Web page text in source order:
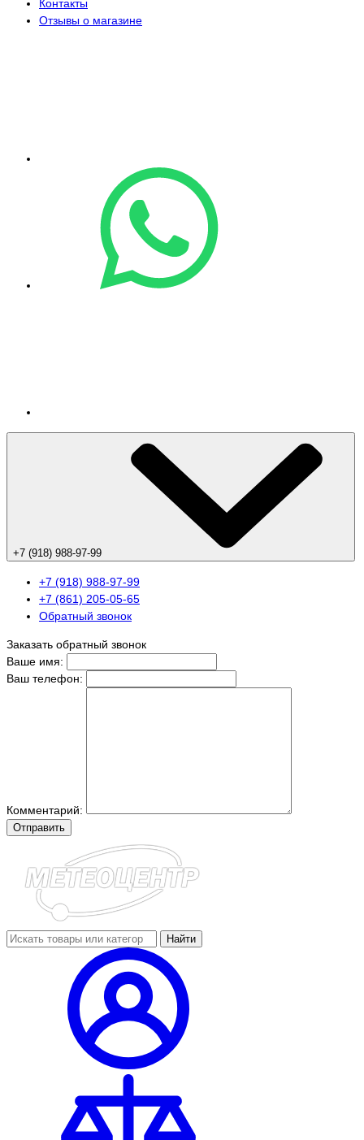
Контакты
Отзывы о магазине
+7 (918) 988-97-99
+7 (918) 988-97-99
+7 (861) 205-05-65
Обратный звонок
Заказать обратный звонок
Ваше имя:
Ваш телефон:
Комментарий:
Отправить
Найти